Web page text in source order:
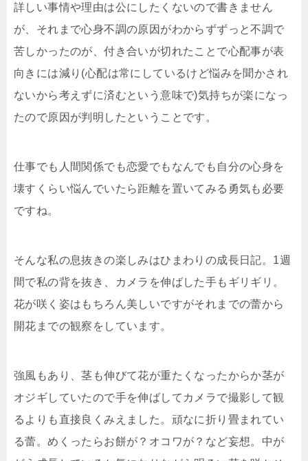
詳しい事情や理由は公にしたくないので書きません
が、それまで心身不調の原因がわからずずっと不調で
苦しかったのが、付き合いが切れたことで心配事が表
向きには減り(心配は常にしているけど悩みを聞かされ
ないから考えずに済むという意味で)気持ちが楽になっ
たので原因が判明したということです。
仕事でも人間関係でも恋愛でもなんでも自分の心身を
壊すくらい悩んでいたら距離を置いてみる勇気も必要
ですね。
そんな私の息抜きの楽しみはひまわりの成長日記。1週
間で私の背を抜き、カメラを伸ばした手もギリギリ。
花が咲く姿はもちろん美しいですがそれまでの蕾から
開花までの観察をしています。
強風もあり、茎も伸びて花が重たくなったからか茎が
オジギしていたので手を伸ばしてカメラで撮影して観
るよりも直接良くみえました。頑なに折り畳まれてい
る蕾。めくったらお餅が？オコワが？など妄想。中が